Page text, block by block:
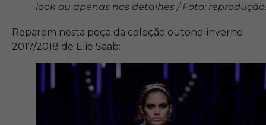
look ou apenas nos detalhes / Foto: reprodução.
Reparem nesta peça da coleção outono-inverno
2017/2018 de Elie Saab: